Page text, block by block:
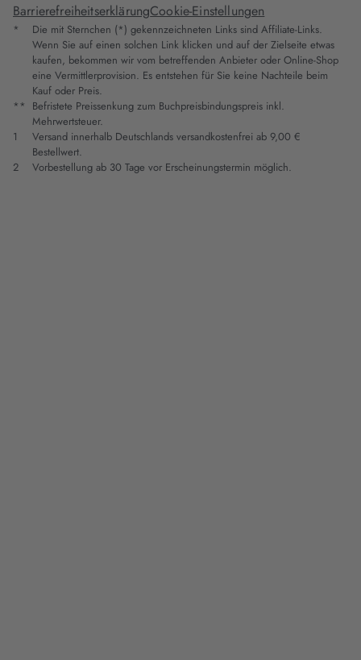
BarrierefreiheitserklärungCookie-Einstellungen
*
Die mit Sternchen (*) gekennzeichneten Links sind Affiliate-Links.
Wenn Sie auf einen solchen Link klicken und auf der Zielseite etwas
kaufen, bekommen wir vom betreffenden Anbieter oder Online-Shop
eine Vermittlerprovision. Es entstehen für Sie keine Nachteile beim
Kauf oder Preis.
** Befristete Preissenkung zum Buchpreisbindungspreis inkl.
Mehrwertsteuer.
1
Versand innerhalb Deutschlands versandkostenfrei ab 9,00 €
Bestellwert.
2
Vorbestellung ab 30 Tage vor Erscheinungstermin möglich.